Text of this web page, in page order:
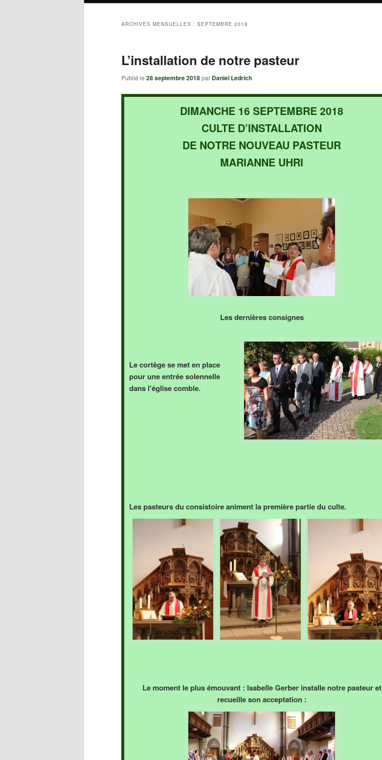
ARCHIVES MENSUELLES : SEPTEMBRE 2018
L’installation de notre pasteur
Publié le 28 septembre 2018par Daniel Ledrich
DIMANCHE 16 SEPTEMBRE 2018
CULTE D’INSTALLATION
DE NOTRE NOUVEAU PASTEUR
MARIANNE UHRI
Les dernières consignes
Le cortège se met en place
pour une entrée solennelle
dans l’église comble.
Les pasteurs du consistoire animent la première partie du culte.
Le moment le plus émouvant : Isabelle Gerber installe notre pasteur et
recueille son acceptation :